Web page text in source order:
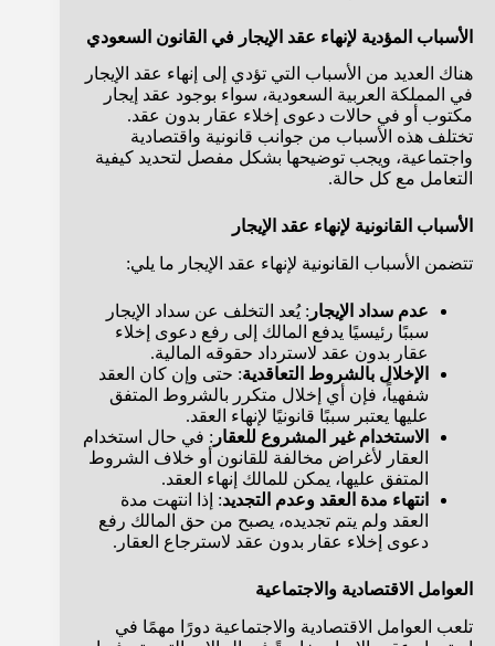
الأسباب المؤدية لإنهاء عقد الإيجار في القانون السعودي
هناك العديد من الأسباب التي تؤدي إلى إنهاء عقد الإيجار
في المملكة العربية السعودية، سواء بوجود عقد إيجار
مكتوب أو في حالات دعوى إخلاء عقار بدون عقد.
تختلف هذه الأسباب من جوانب قانونية واقتصادية
واجتماعية، ويجب توضيحها بشكل مفصل لتحديد كيفية
التعامل مع كل حالة.
الأسباب القانونية لإنهاء عقد الإيجار
تتضمن الأسباب القانونية لإنهاء عقد الإيجار ما يلي:
عدم سداد الإيجار : يُعد التخلف عن سداد الإيجار
سببًا رئيسيًا يدفع المالك إلى رفع دعوى إخلاء
عقار بدون عقد لاسترداد حقوقه المالية.
الإخلال بالشروط التعاقدية: حتى وإن كان العقد
شفهياً، فإن أي إخلال متكرر بالشروط المتفق
عليها يعتبر سببًا قانونيًا لإنهاء العقد.
الاستخدام غير المشروع للعقار : في حال استخدام
العقار لأغراض مخالفة للقانون أو خلاف الشروط
المتفق عليها، يمكن للمالك إنهاء العقد.
انتهاء مدة العقد وعدم التجديد: إذا انتهت مدة
العقد ولم يتم تجديده، يصبح من حق المالك رفع
دعوى إخلاء عقار بدون عقد لاسترجاع العقار.
العوامل الاقتصادية والاجتماعية
تلعب العوامل الاقتصادية والاجتماعية دورًا مهمًا في